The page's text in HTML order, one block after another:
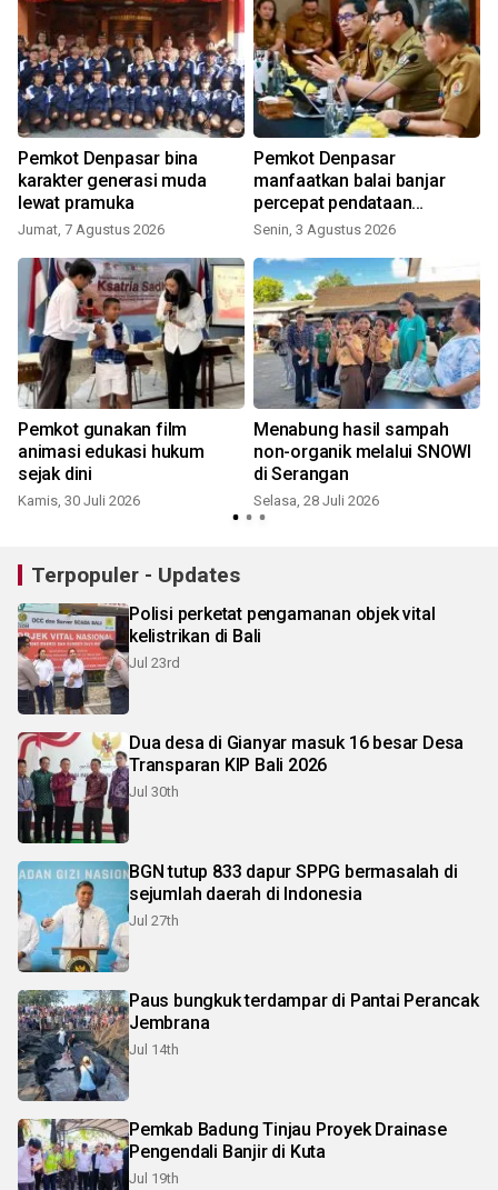
Pemkot Denpasar bina
karakter generasi muda
lewat pramuka
Jumat, 7 Agustus 2026
Pemkot Denpasar
manfaatkan balai banjar
percepat pendataan
Perlinsos
Senin, 3 Agustus 2026
Pemkot gunakan film
animasi edukasi hukum
sejak dini
Kamis, 30 Juli 2026
Menabung hasil sampah
non-organik melalui SNOWI
di Serangan
Selasa, 28 Juli 2026
Terpopuler - Updates
Polisi perketat pengamanan objek vital
kelistrikan di Bali
Jul 23rd
Dua desa di Gianyar masuk 16 besar Desa
Transparan KIP Bali 2026
Jul 30th
BGN tutup 833 dapur SPPG bermasalah di
sejumlah daerah di Indonesia
Jul 27th
Paus bungkuk terdampar di Pantai Perancak
Jembrana
Jul 14th
Pemkab Badung Tinjau Proyek Drainase
Pengendali Banjir di Kuta
Jul 19th